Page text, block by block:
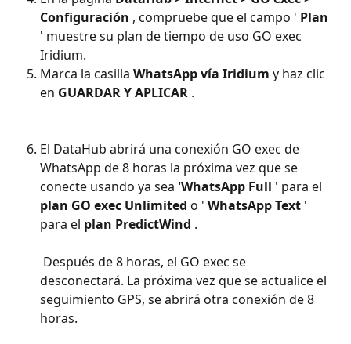
Configuración , compruebe que el campo ' Plan
' muestre su plan de tiempo de uso GO exec
Iridium.
Marca la casilla WhatsApp vía Iridium y haz clic
en GUARDAR Y APLICAR .
El DataHub abrirá una conexión GO exec de
WhatsApp de 8 horas la próxima vez que se
conecte usando ya sea 'WhatsApp Full ' para el
plan GO exec Unlimited o ' WhatsApp Text '
para el plan PredictWind .
desconectará. La próxima vez que se actualice el
seguimiento GPS, se abrirá otra conexión de 8
horas.